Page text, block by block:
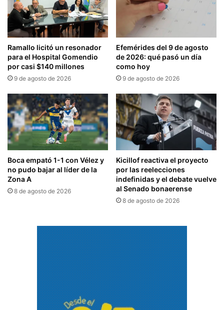
Ramallo licitó un resonador
para el Hospital Gomendio
por casi $140 millones
9 de agosto de 2026
Efemérides del 9 de agosto
de 2026: qué pasó un día
como hoy
9 de agosto de 2026
Boca empató 1-1 con Vélez y
no pudo bajar al líder de la
Zona A
8 de agosto de 2026
Kicillof reactiva el proyecto
por las reelecciones
indefinidas y el debate vuelve
al Senado bonaerense
8 de agosto de 2026